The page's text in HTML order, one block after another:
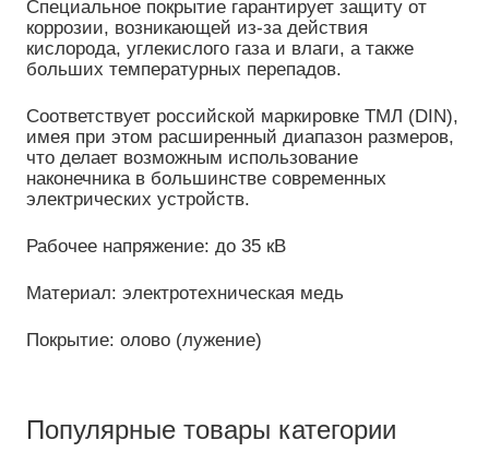
Специальное покрытие гарантирует защиту от
коррозии, возникающей из-за действия
кислорода, углекислого газа и влаги, а также
больших температурных перепадов.
Соответствует российской маркировке ТМЛ (DIN),
имея при этом расширенный диапазон размеров,
что делает возможным использование
наконечника в большинстве современных
электрических устройств.
Рабочее напряжение: до 35 кВ
Материал: электротехническая медь
Покрытие: олово (лужение)
Популярные товары категории